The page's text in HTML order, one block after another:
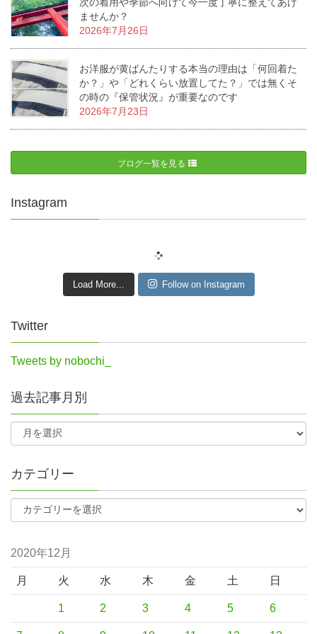
次の着用や季節へ向けて今一度丁寧に整えてあげ
ませんか？
2026年7月26日
お洋服が黄ばんたりする本当の理由は「何回着た
か？」や「どれくらい放置してた？」では無くそ
の時の『保管状況』が重要なのです
2026年7月23日
ブログ一覧を見る
Instagram
Load More... Follow on Instagram
Twitter
Tweets by nobochi_
過去記事月別
カテゴリー
2020年12月
月 火 水 木 金 土 日
1 2 3 4 5 6